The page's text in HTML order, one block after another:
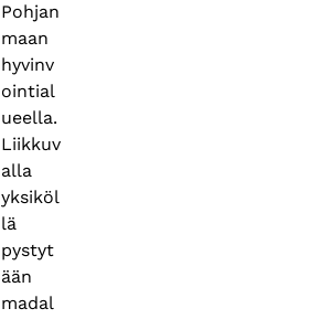
Pohjan
maan
hyvinv
ointial
ueella.
Liikkuv
alla
yksiköl
lä
pystyt
ään
madal